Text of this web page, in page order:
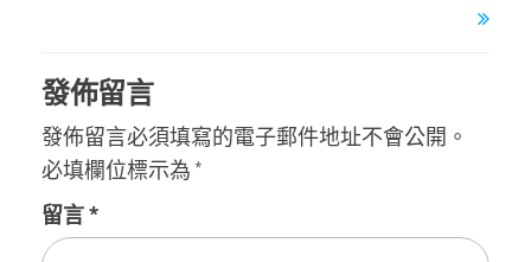
發佈留言
發佈留言必須填寫的電子郵件地址不會公開。
必填欄位標示為 *
留言*